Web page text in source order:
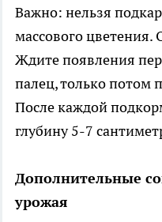
Важно: нельзя
массового цветения.
Ждите появления
палец, только потом
После каждой
глубину 5-7
Дополнительные
урожая